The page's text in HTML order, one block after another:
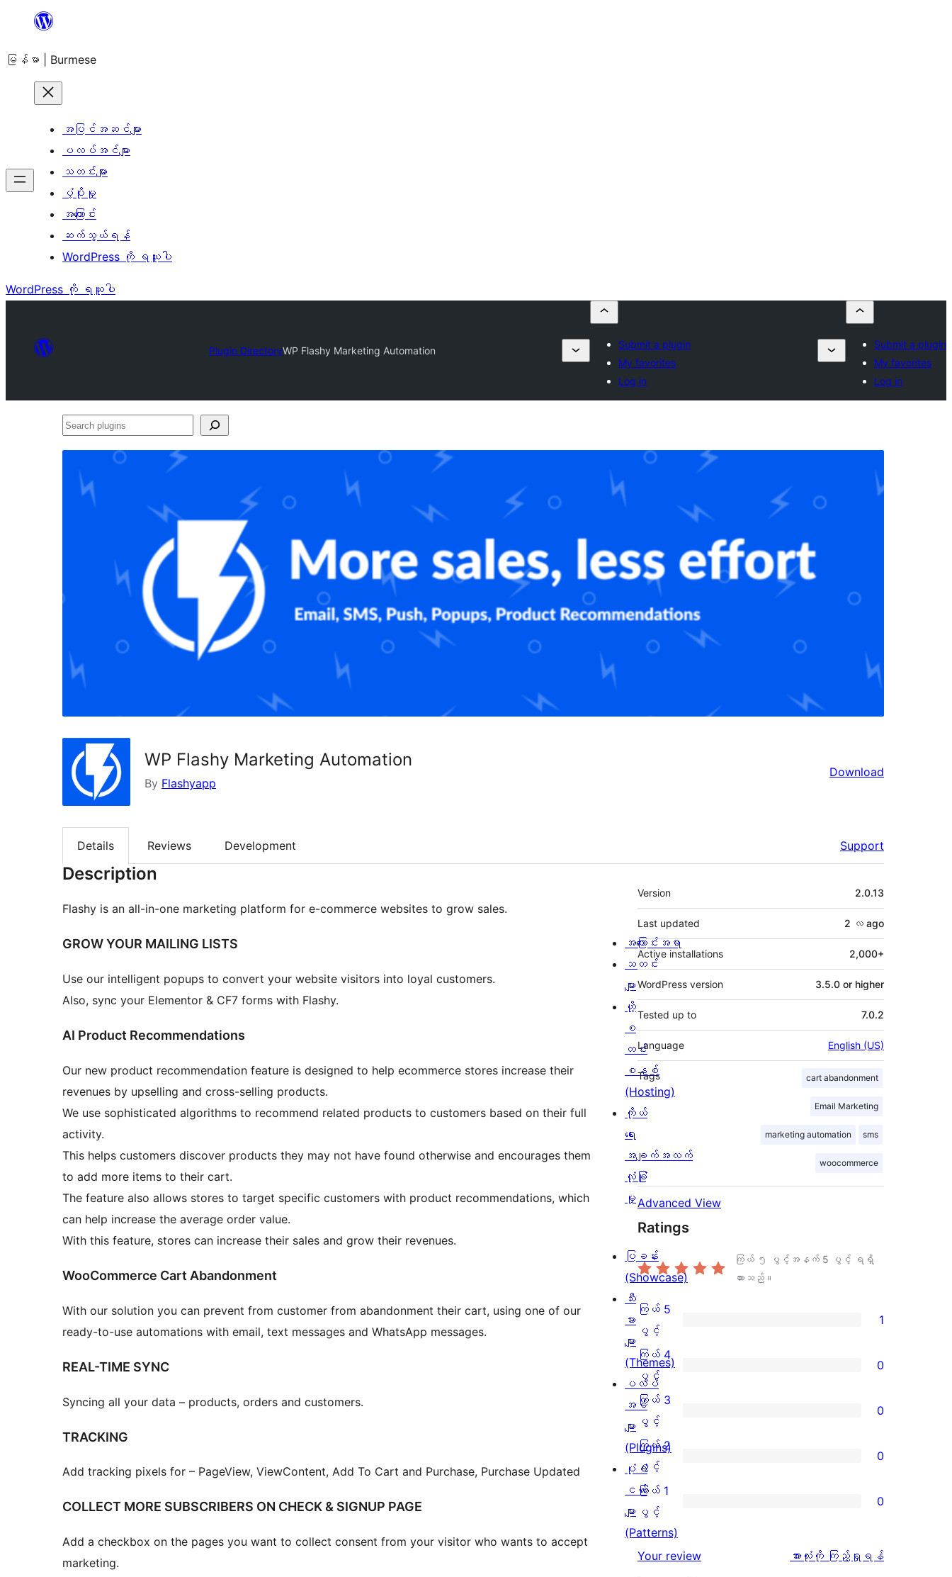
အကြောင်းအရာ
ကျော်သွား
မြန်မာ | Burmese
အပြင်အဆင်များ
ပလပ်အင်များ
သတင်းများ
ပံ့ပိုးမှု
အကြောင်း
ဆက်သွယ်ရန်
WordPress ကို ရယူပါ
WordPress ကို ရယူပါ
Plugin DirectoryWP Flashy Marketing Automation
Submit a plugin
My favorites
Log in
Submit a plugin
My favorites
Log in
Search
WP Flashy Marketing Automation
By Flashyapp
Download
Details Reviews Development Support
Description
Flashy is an all-in-one marketing platform for e-commerce websites to grow sales.
GROW YOUR MAILING LISTS
Use our intelligent popups to convert your website visitors into loyal customers.
Also, sync your Elementor & CF7 forms with Flashy.
AI Product Recommendations
Our new product recommendation feature is designed to help ecommerce stores increase their
revenues by upselling and cross-selling products.
We use sophisticated algorithms to recommend related products to customers based on their full
activity.
This helps customers discover products they may not have found otherwise and encourages them
to add more items to their cart.
The feature also allows stores to target specific customers with product recommendations, which
can help increase the average order value.
With this feature, stores can increase their sales and grow their revenues.
WooCommerce Cart Abandonment
With our solution you can prevent from customer from abandonment their cart, using one of our
ready-to-use automations with email, text messages and WhatsApp messages.
REAL-TIME SYNC
Syncing all your data – products, orders and customers.
TRACKING
Add tracking pixels for – PageView, ViewContent, Add To Cart and Purchase, Purchase Updated
COLLECT MORE SUBSCRIBERS ON CHECK & SIGNUP PAGE
Add a checkbox on the pages you want to collect consent from your visitor who wants to accept
marketing.
Meta
Version 2.0.13
Last updated 2 လ ago
Active installations 2,000+
WordPress version 3.5.0 or higher
Tested up to 7.0.2
Language English (US)
Tags cart abandonment
Email Marketing
marketing automation sms
woocommerce
Advanced View
Ratings
ကြယ် ၅ ပွင့်အနက် 5 ပွင့် ရရှိ
ထားသည်။
ကြယ်
5
ပွင့်
အဆင့်
သုံးသပ်
1
စောင်
ကြယ် 5
ပွင့်
1
ကြယ်
4
ပွင့်
အဆင့်
သုံးသပ်
ချက်
ကြယ် 4
ပွင့်
0
ကြယ်
3
ပွင့်
အဆင့်
သုံးသပ်
ချက်
ကြယ် 3
ပွင့်
0
ကြယ်
2
ပွင့်
အဆင့်
သုံးသပ်
ကြယ် 2
ပွင့်
0
ကြယ်
1
ပွင့်
ကြယ် 1
ပွင့်
0
Your review
သုံးသပ်
အားလုံးကို ကြည့်ရှုရန်
အကြောင်းအရာ
သတင်း
များ
ဟို့
စ
တင်း
စနစ်
(Hosting)
ကိုယ်
ရေး
အချက်အလက်
လုံခြုံ
မှု
ပြခန်း
(Showcase)
သီး
မား
များ
(Themes)
ပလပ်
အင်
များ
(Plugins)
ပုံစံ
ငယ်
များ
(Patterns)